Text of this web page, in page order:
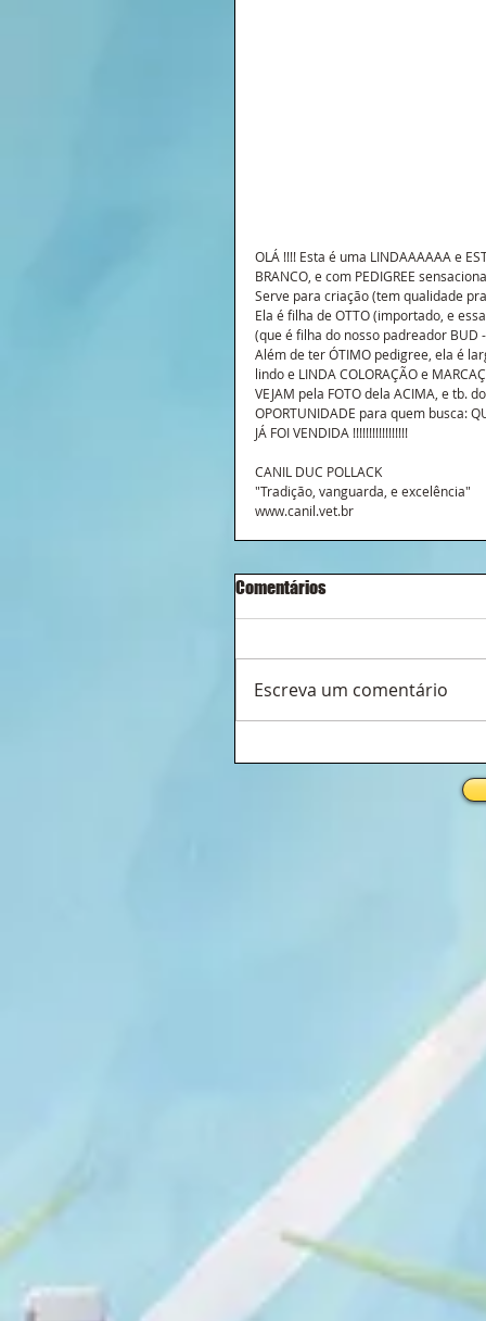
OLÁ !!!! Esta é uma LINDAAAAAA e
BRANCO, e com PEDIGREE
Serve para criação (tem qualidade
Ela é filha de OTTO (importado, e
(que é filha do nosso padreador BUD
Além de ter ÓTIMO pedigree, ela é
lindo e LINDA COLORAÇÃO e
VEJAM pela FOTO dela ACIMA, e tb.
OPORTUNIDADE para quem busca:
JÁ FOI VENDIDA !!!!!!!!!!!!!!!!!
CANIL DUC POLLACK
"Tradição, vanguarda, e excelência"
www.canil.vet.br
Comentários
Escreva um comentário